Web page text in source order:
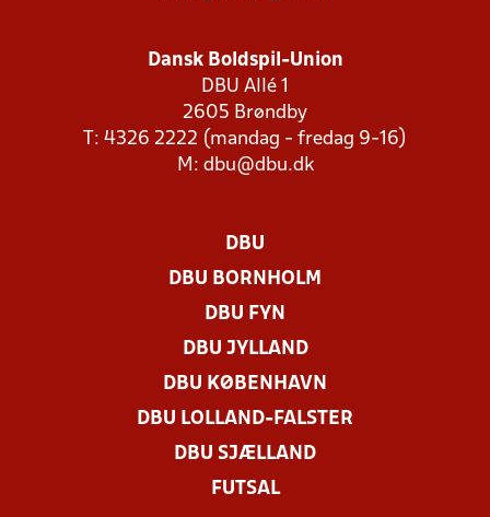
Dansk Boldspil-Union
DBU Allé 1
2605 Brøndby
T: 4326 2222 (mandag - fredag 9-16)
M: dbu@dbu.dk
DBU
DBU BORNHOLM
DBU FYN
DBU JYLLAND
DBU KØBENHAVN
DBU LOLLAND-FALSTER
DBU SJÆLLAND
FUTSAL